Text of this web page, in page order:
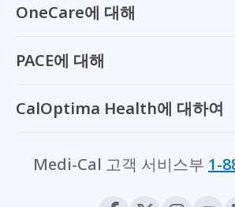
OneCare에 대해
PACE에 대해
CalOptima Health에 대하여
Medi-Cal 고객 서비스부 1-